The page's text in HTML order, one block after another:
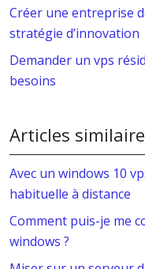
Créer une entreprise
stratégie d’innovation
Demander un vps
besoins
Articles
Avec un windows 10
habituelle à distance
Comment puis-je me
windows ?